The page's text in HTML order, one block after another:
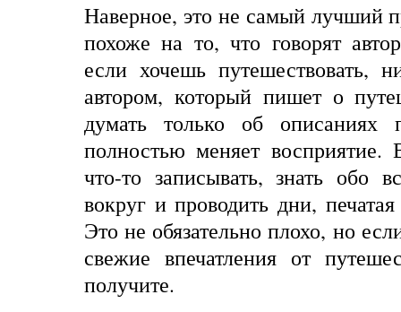
Наверное, это не самый лучший
похоже на то, что говорят
если хочешь путешествовать,
автором, который пишет о
думать только об описаниях
полностью меняет восприятие.
что-то записывать, знать обо
вокруг и проводить дни,
Это не обязательно плохо, но
свежие впечатления от
получите.